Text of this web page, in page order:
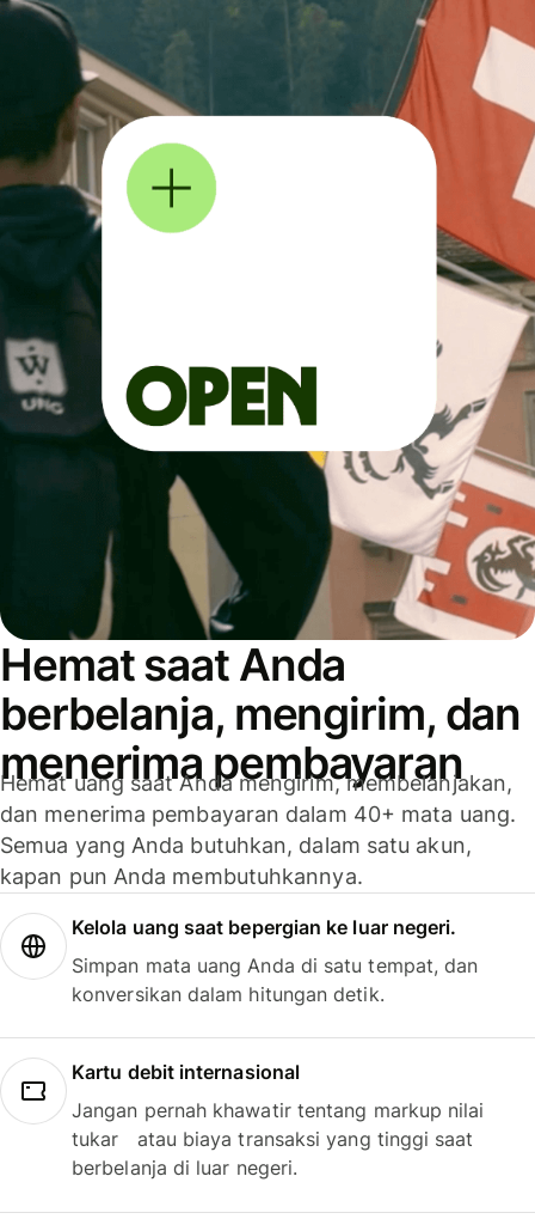
Hemat saat Anda
berbelanja, mengirim, dan
menerima pembayaran
Hemat uang saat Anda mengirim, membelanjakan,
dan menerima pembayaran dalam 40+ mata uang.
Semua yang Anda butuhkan, dalam satu akun,
kapan pun Anda membutuhkannya.
Kelola uang saat bepergian ke luar negeri.
Simpan mata uang Anda di satu tempat, dan
konversikan dalam hitungan detik.
Kartu debit internasional
Jangan pernah khawatir tentang markup nilai
tukar atau biaya transaksi yang tinggi saat
berbelanja di luar negeri.